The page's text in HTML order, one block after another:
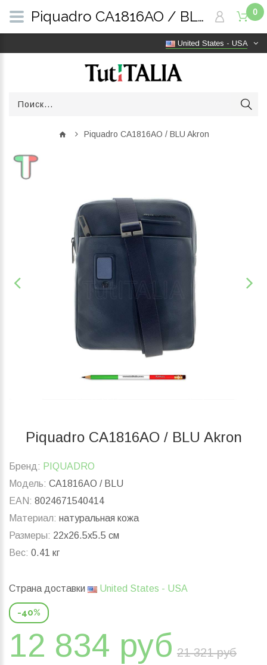
United States - USA
0
Piquadro CA1816AO / BLU Akron
Piquadro CA1816AO / BLU Akron
Бренд: PIQUADRO
Модель: CA1816AO / BLU
EAN: 8024671540414
Материал: натуральная кожа
Размеры: 22x26.5x5.5 см
Вес: 0.41 кг
Страна доставки United States - USA
-40%
12 834 руб 21 321 руб
Piquadro CA1816AO / BLU Akron | TutITALIA